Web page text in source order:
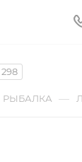
298
РЫБАЛКА —